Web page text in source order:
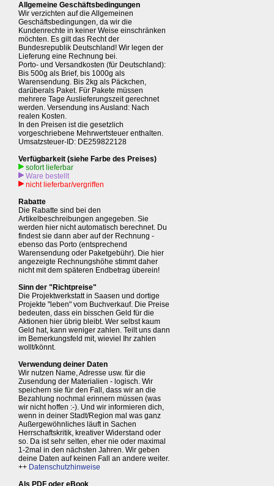
Allgemeine Geschäftsbedingungen
Wir verzichten auf die Allgemeinen
Geschäftsbedingungen, da wir die
Kundenrechte in keiner Weise einschränken
möchten. Es gilt das Recht der
Bundesrepublik Deutschland! Wir legen der
Lieferung eine Rechnung bei.
Porto- und Versandkosten (für Deutschland):
Bis 500g als Brief, bis 1000g als
Warensendung. Bis 2kg als Päckchen,
darüberals Paket. Für Pakete müssen
mehrere Tage Auslieferungszeit gerechnet
werden. Versendung ins Ausland: Nach
realen Kosten.
In den Preisen ist die gesetzlich
vorgeschriebene Mehrwertsteuer enthalten.
Umsatzsteuer-ID: DE259822128
Verfügbarkeit (siehe Farbe des Preises)
sofort lieferbar
Ware bestellt
nicht lieferbar/vergriffen
Rabatte
Die Rabatte sind bei den
Artikelbeschreibungen angegeben. Sie
werden hier nicht automatisch berechnet. Du
findest sie dann aber auf der Rechnung -
ebenso das Porto (entsprechend
Warensendung oder Paketgebühr). Die hier
angezeigte Rechnungshöhe stimmt daher
nicht mit dem späteren Endbetrag überein!
Sinn der "Richtpreise"
Die Projektwerkstatt in Saasen und dortige
Projekte "leben" vom Buchverkauf. Die Preise
bedeuten, dass ein bisschen Geld für die
Aktionen hier übrig bleibt. Wer selbst kaum
Geld hat, kann weniger zahlen. Teilt uns dann
im Bemerkungsfeld mit, wieviel Ihr zahlen
wollt/könnt.
Verwendung deiner Daten
Wir nutzen Name, Adresse usw. für die
Zusendung der Materialien - logisch. Wir
speichern sie für den Fall, dass wir an die
Bezahlung nochmal erinnern müssen (was
wir nicht hoffen :-). Und wir informieren dich,
wenn in deiner Stadt/Region mal was ganz
Außergewöhnliches läuft in Sachen
Herrschaftskritik, kreativer Widerstand oder
so. Da ist sehr selten, eher nie oder maximal
1-2mal in den nächsten Jahren. Wir geben
deine Daten auf keinen Fall an andere weiter.
++ Datenschutzhinweise
Als PDF oder eBook